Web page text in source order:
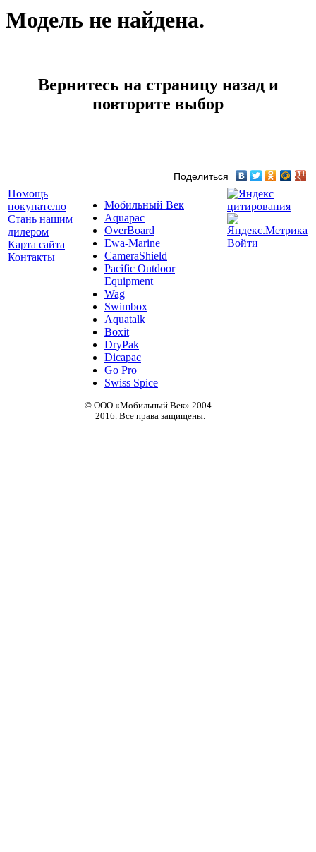
Модель не найдена.
Вернитесь на страницу назад и
повторите выбор
Поделиться
Помощь
покупателю
Стань нашим
дилером
Карта сайта
Контакты
Мобильный Век
Aquapac
OverBoard
Ewa-Marine
CameraShield
Pacific Outdoor
Equipment
Wag
Swimbox
Aquatalk
Boxit
DryPak
Dicapac
Go Pro
Swiss Spice
© ООО «Мобильный Век» 2004–
2016. Все права защищены.
Войти